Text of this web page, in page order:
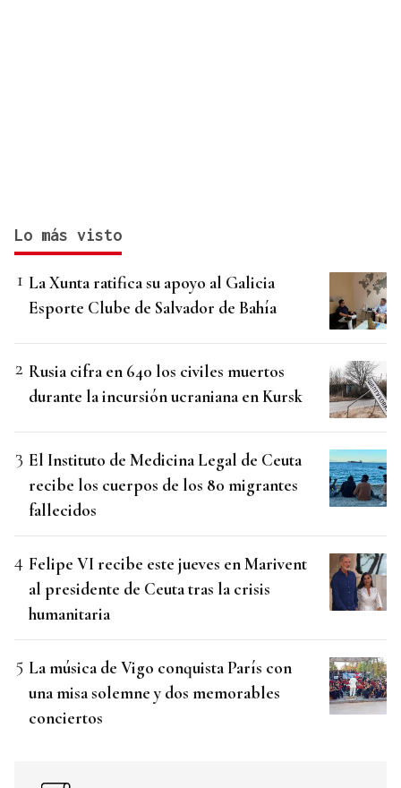
Lo más visto
La Xunta ratifica su apoyo al Galicia
Esporte Clube de Salvador de Bahía
Rusia cifra en 640 los civiles muertos
durante la incursión ucraniana en Kursk
El Instituto de Medicina Legal de Ceuta
recibe los cuerpos de los 80 migrantes
fallecidos
Felipe VI recibe este jueves en Marivent
al presidente de Ceuta tras la crisis
humanitaria
La música de Vigo conquista París con
una misa solemne y dos memorables
conciertos